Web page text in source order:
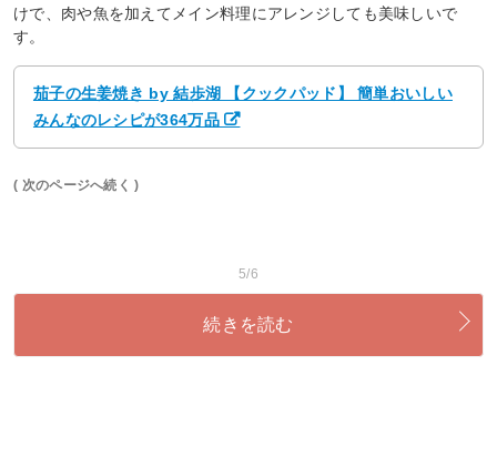
けで、肉や魚を加えてメイン料理にアレンジしても美味しいで
す。
茄子の生姜焼き by 結歩湖 【クックパッド】 簡単おいしい
みんなのレシピが364万品
( 次のページへ続く )
5/6
続きを読む